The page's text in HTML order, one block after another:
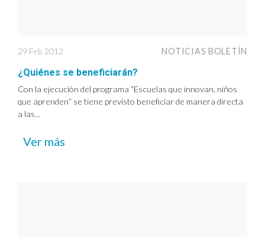
29 Feb 2012 NOTICIAS BOLETÍN
¿Quiénes se beneficiarán?
Con la ejecución del programa “Escuelas que innovan, niños
que aprenden” se tiene previsto beneficiar de manera directa
a las...
Ver más